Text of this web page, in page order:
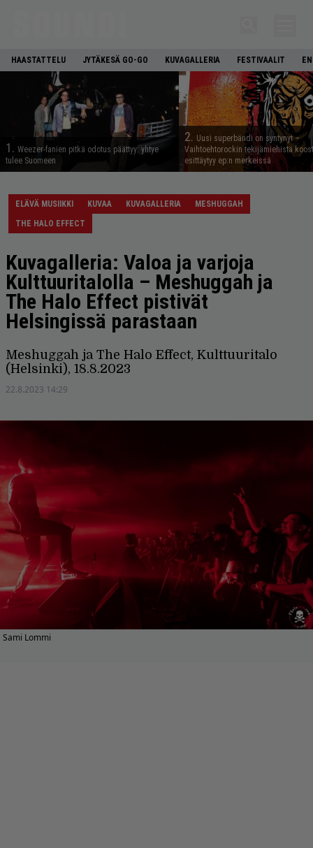
HAASTATTELU JYTÄKESÄ GO-GO KUVAGALLERIA FESTIVAALIT
1. Weezer-fanien pitkä odotus päättyy: yhtye
tulee Suomeen
2. Uusi superbändi on syntynyt –
Vaihtoehtorockin tekijämiehistä
esittäytyy ep:n merkeissä
ELÄVÄ MUSIIKKI KUVAA KUVAGALLERIA
MESHUGGAH
THE HALO EFFECT
Kuvagalleria: Valoa ja varjoja
Kulttuuritalolla – Meshuggah ja
The Halo Effect pistivät
Helsingissä parastaan
Meshuggah ja The Halo Effect, Kulttuuritalo
(Helsinki), 18.8.2023
22.8.2023 14:29
Sami Lommi